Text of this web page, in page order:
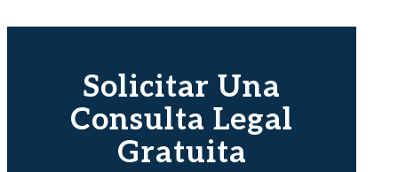
Solicitar Una
Consulta Legal
Gratuita